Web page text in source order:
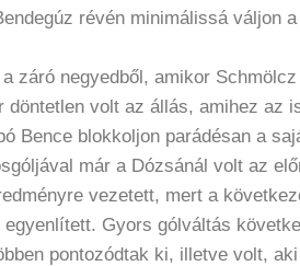
révén minimálissá váljon
záró negyedből, amikor
döntetlen volt az állás, amihez az
Bence blokkoljon parádésan a
már a Dózsánál volt az
vezetett, mert a
Gyors gólváltás
pontozódtak ki, illetve volt,